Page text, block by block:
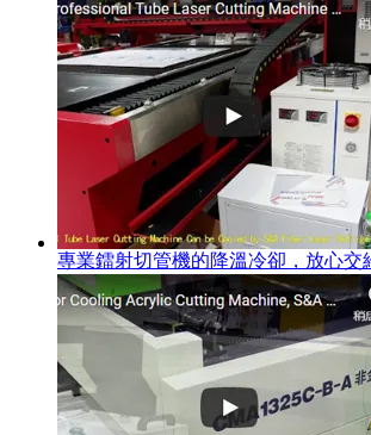
專業鐳射切管機的降溫冷卻，放心